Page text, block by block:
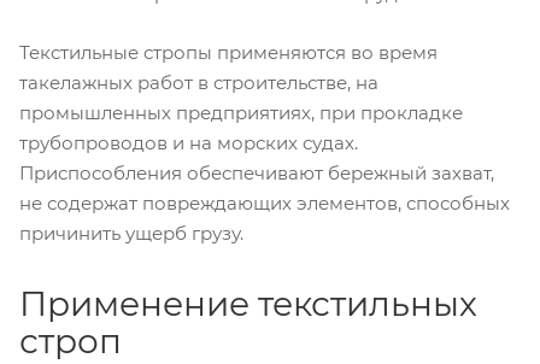
Текстильные стропы применяются во время
такелажных работ в строительстве, на
промышленных предприятиях, при прокладке
трубопроводов и на морских судах.
Приспособления обеспечивают бережный захват,
не содержат повреждающих элементов, способных
причинить ущерб грузу.
Применение текстильных
строп